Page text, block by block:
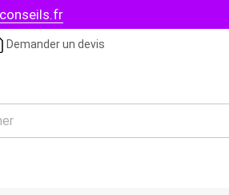
Demander un devis